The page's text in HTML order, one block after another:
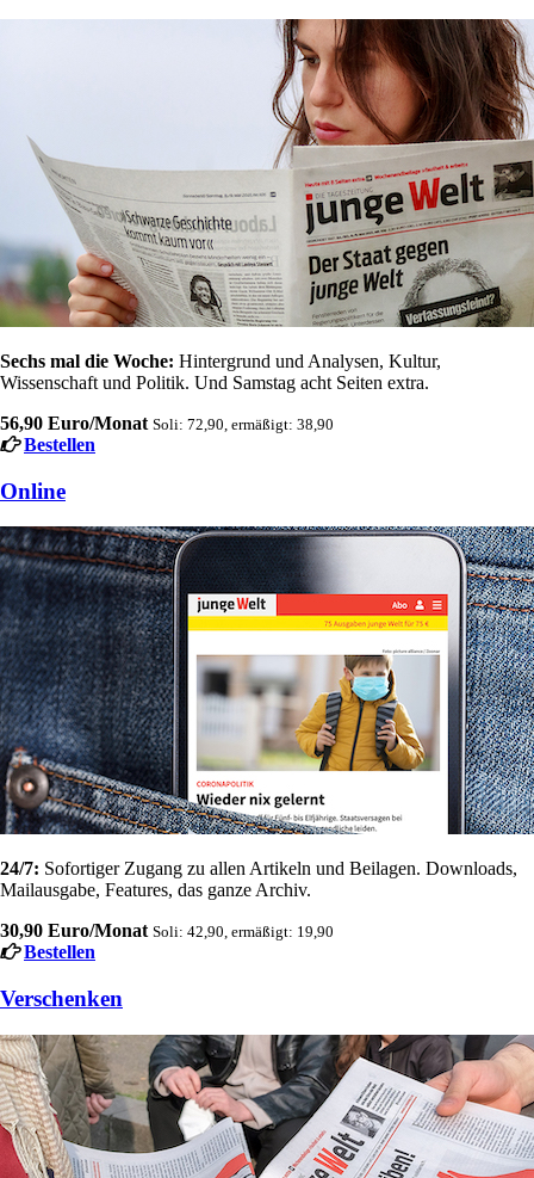
Sechs mal die Woche: Hintergrund und Analysen, Kultur,
Wissenschaft und Politik. Und Samstag acht Seiten extra.
56,90 Euro/Monat Soli: 72,90, ermäßigt: 38,90
Bestellen
Online
24/7: Sofortiger Zugang zu allen Artikeln und Beilagen. Downloads,
Mailausgabe, Features, das ganze Archiv.
30,90 Euro/Monat Soli: 42,90, ermäßigt: 19,90
Bestellen
Verschenken